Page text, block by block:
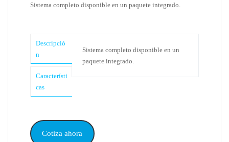
Sistema completo disponible en un paquete integrado.
Descripció
n
Característi
cas
Sistema completo disponible en un
paquete integrado.
Cotiza ahora